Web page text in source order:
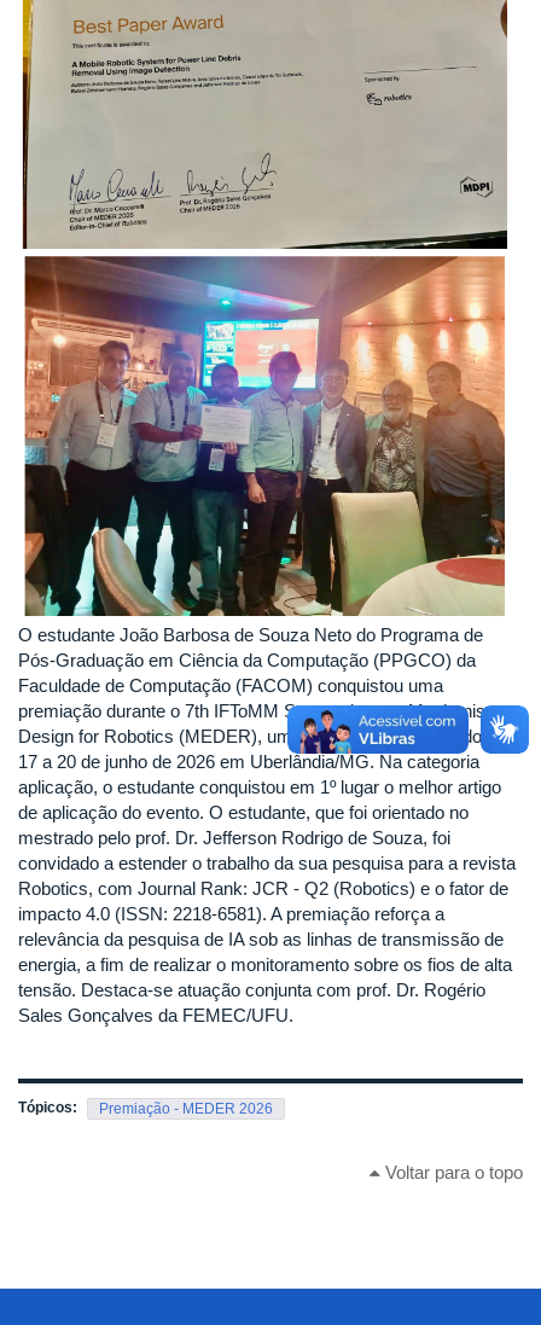
O estudante João Barbosa de Souza Neto do Programa de
Pós-Graduação em Ciência da Computação (PPGCO) da
Faculdade de Computação (FACOM) conquistou uma
premiação durante o 7th IFToMM Symposium on Mechanism
Design for Robotics (MEDER), um evento bienal, realizado de
17 a 20 de junho de 2026 em Uberlândia/MG. Na categoria
aplicação, o estudante conquistou em 1º lugar o melhor artigo
de aplicação do evento. O estudante, que foi orientado no
mestrado pelo prof. Dr. Jefferson Rodrigo de Souza, foi
convidado a estender o trabalho da sua pesquisa para a revista
Robotics, com Journal Rank: JCR - Q2 (Robotics) e o fator de
impacto 4.0 (ISSN: 2218-6581). A premiação reforça a
relevância da pesquisa de IA sob as linhas de transmissão de
energia, a fim de realizar o monitoramento sobre os fios de alta
tensão. Destaca-se atuação conjunta com prof. Dr. Rogério
Sales Gonçalves da FEMEC/UFU.
Tópicos: Premiação - MEDER 2026
Voltar para o topo